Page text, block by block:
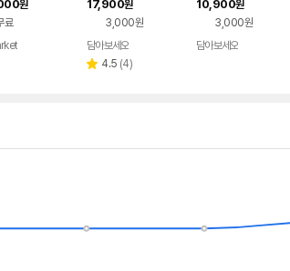
10장 20팩 1
원
료
시트 소변 요실금
17,900원
3,000원
담아보세오
별 4.5 리
(4)
패드 방수흡수 산모겸
10,900원
3,000원
담아보세오